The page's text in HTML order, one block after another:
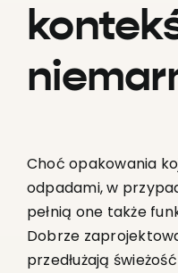
Choć opakowania
odpadami, w
pełnią one także
Dobrze
przedłużają